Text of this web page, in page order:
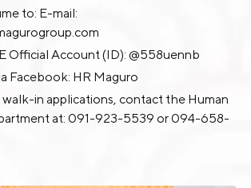
to: E-mail:
Official Account (ID): @558uennb
Facebook: HR Maguro
walk-in applications, contact the Human
at: 091-923-5539 or094-658-